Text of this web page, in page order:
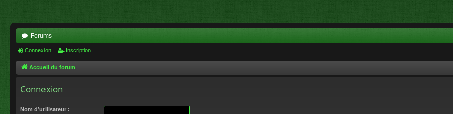
Forums
Connexion Inscription
Accueil du forum
Connexion
Nom d’utilisateur :